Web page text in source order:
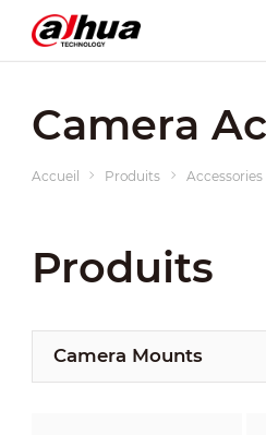
Camera
Accueil Produits Accessories
Produits
Camera Mounts